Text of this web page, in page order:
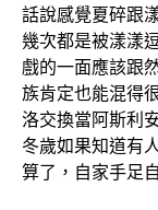
話說感覺夏碎跟
幾次都是被漾漾
戲的一面應該跟
族肯定也能混得
洛交換當阿斯利
冬歲如果知道有
算了，自家手足